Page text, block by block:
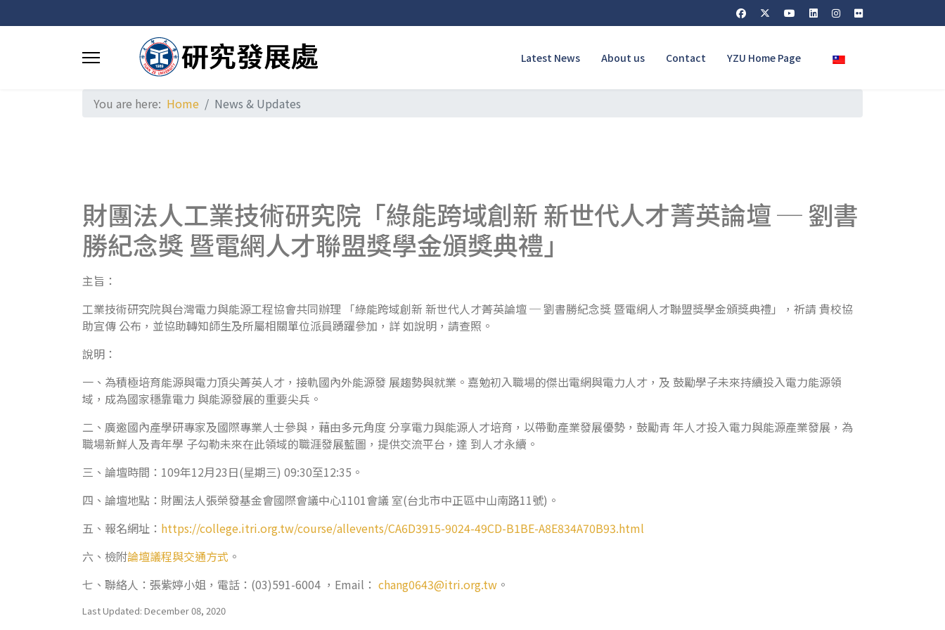
Latest News About us Contact YZU Home Page Select your language
You are here: Home News & Updates
財團法人工業技術研究院「綠能跨域創新 新世代人才菁英論壇 ─ 劉書
勝紀念獎 暨電網人才聯盟獎學金頒獎典禮」
主旨：
工業技術研究院與台灣電力與能源工程協會共同辦理 「綠能跨域創新 新世代人才菁英論壇 ─ 劉書勝紀念獎 暨電網人才聯盟獎學金頒獎典禮」，祈請 貴校協
助宣傳 公布，並協助轉知師生及所屬相關單位派員踴躍參加，詳 如說明，請查照。
說明：
一、為積極培育能源與電力頂尖菁英人才，接軌國內外能源發 展趨勢與就業。嘉勉初入職場的傑出電網與電力人才，及 鼓勵學子未來持續投入電力能源領
域，成為國家穩靠電力 與能源發展的重要尖兵。
二、廣邀國內產學研專家及國際專業人士參與，藉由多元角度 分享電力與能源人才培育，以帶動產業發展優勢，鼓勵青 年人才投入電力與能源產業發展，為
職場新鮮人及青年學 子勾勒未來在此領域的職涯發展藍圖，提供交流平台，達 到人才永續。
三、論壇時間：109年12月23日(星期三) 09:30至12:35。
四、論壇地點：財團法人張榮發基金會國際會議中心1101會議 室(台北市中正區中山南路11號)。
五、報名網址： https://college.itri.org.tw/course/allevents/CA6D3915-9024-49CD-B1BE-A8E834A70B93.html
六、檢附論壇議程與交通方式 。
七、聯絡人：張紫婷小姐，電話：(03)591-6004 ，Email： chang0643@itri.org.tw 。
Last Updated: December 08, 2020